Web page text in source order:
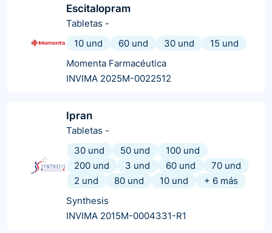
Escitalopram
Tabletas -
10 und
60 und 30 und
15 und
Momenta Farmacéutica
INVIMA 2025M-0022512
Ipran
Tabletas -
30 und
50 und
100 und
200 und
3 und 60 und
70 und
2 und
80 und 10 und + 6 más
Synthesis
INVIMA 2015M-0004331-R1